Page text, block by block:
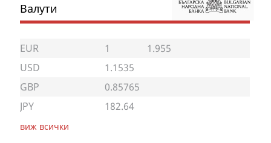
Валути
EUR 1
1.955
USD
1.1535
GBP
0.85765
JPY
182.64
виж всички